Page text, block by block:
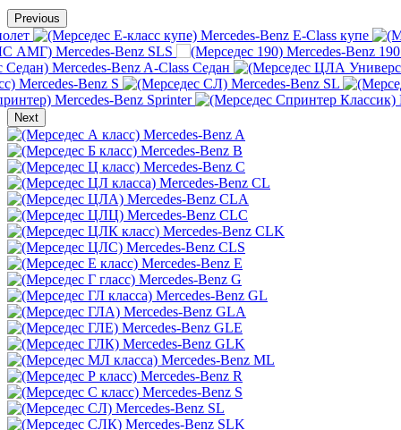
Previous
Mercedes-Benz E-Class купе
Mercedes-Benz SLS
Mercedes-Benz
Mercedes-Benz A-Class Седан
Mercedes-Benz S
Mercedes-Benz SL
Mercedes-Benz Sprinter
Next
Mercedes-Benz A
Mercedes-Benz B
Mercedes-Benz C
Mercedes-Benz CL
Mercedes-Benz CLA
Mercedes-Benz CLC
Mercedes-Benz CLK
Mercedes-Benz CLS
Mercedes-Benz E
Mercedes-Benz G
Mercedes-Benz GL
Mercedes-Benz GLA
Mercedes-Benz GLE
Mercedes-Benz GLK
Mercedes-Benz ML
Mercedes-Benz R
Mercedes-Benz S
Mercedes-Benz SL
Mercedes-Benz SLK